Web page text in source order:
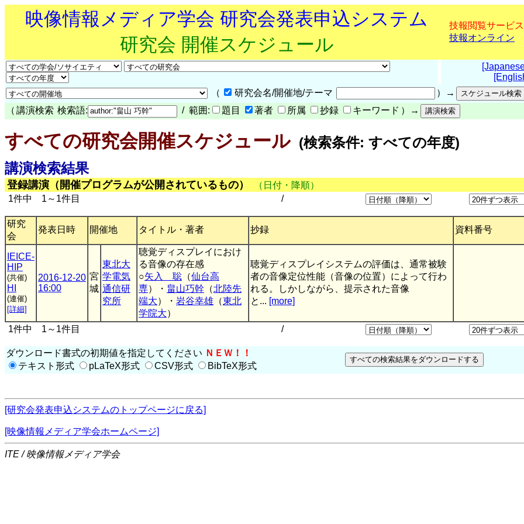
映像情報メディア学会 研究会発表申込システム
研究会 開催スケジュール
技報閲覧サービス
技報オンライン
（
研究会名/開催地/テーマ
）→
（ 講演検索 検索語: / 範囲: 題目 著者 所属 抄録 キーワード ）→
すべての研究会開催スケジュール(検索条件: すべての年度)
講演検索結果
登録講演（開催プログラムが公開されているもの）
（日付・降順）
1件中 1～1件目
/
研究
会
発表日時 開催地 タイトル・著者 抄録 資料番号
IEICE-
HIP
(共催)
HI
(連催)
[詳細]
2016-12-20
16:00
宮
城
東北大
学電気
通信研
究所
聴覚ディスプレイにおけ
る音像の存在感
○矢入 聡 （仙台高
専）・ 畠山巧幹 （北陸先
端大）・ 岩谷幸雄 （東北
学院大）
聴覚ディスプレイシステムの評価は、通常被験
者の音像定位性能（音像の位置）によって行わ
れる。しかしながら、提示された音像
と... [more]
1件中 1～1件目 /
ダウンロード書式の初期値を指定してください ＮＥＷ！！
テキスト形式
pLaTeX形式 CSV形式 BibTeX形式
[研究会発表申込システムのトップページに戻る]
[映像情報メディア学会ホームページ]
ITE / 映像情報メディア学会